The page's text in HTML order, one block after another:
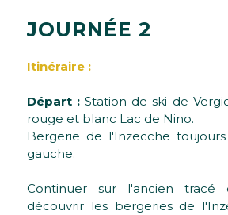
JOURNÉE 2
Itinéraire :
Départ :Station de ski de
rouge et blanc Lac de Nino.
Bergerie de l'Inzecche
gauche.
Continuer sur l'ancien tracé
découvrir les bergeries de